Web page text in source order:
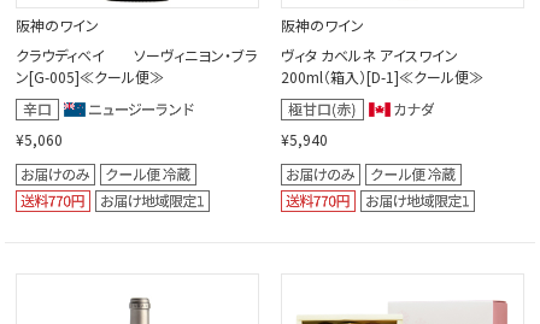
阪神のワイン
クラウディベイ ソーヴィニヨン・ブラ
ン[G-005]≪クール便≫
¥5,060
阪神のワイン
ヴィタ カベルネ アイスワイン
200ml（箱入）[D-1]≪クール便≫
¥5,940